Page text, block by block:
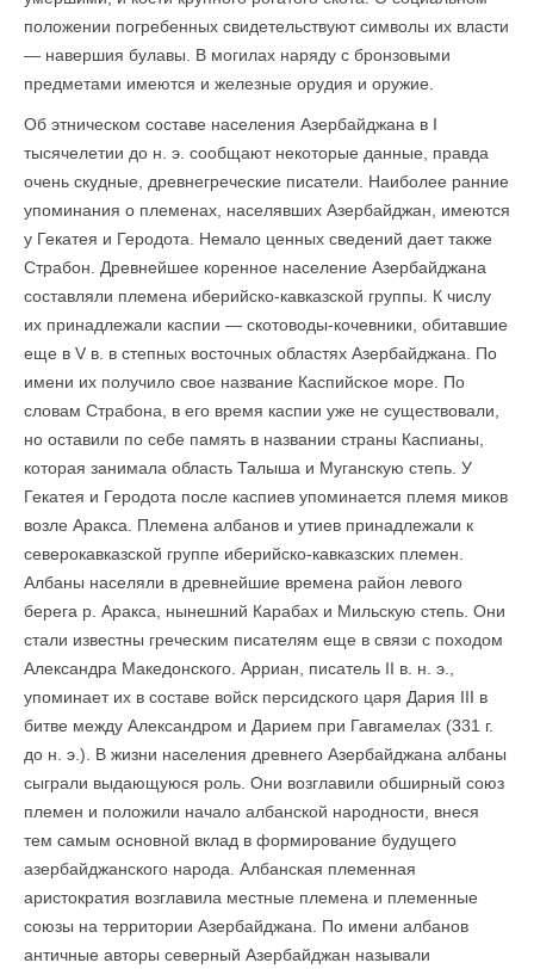
положении погребенных свидетельствуют символы их власти
— навершия булавы. В могилах наряду с бронзовыми
предметами имеются и железные орудия и оружие.
Об этническом составе населения Азербайджана в I
тысячелетии до н. э. сообщают некоторые данные, правда
очень скудные, древнегреческие писатели. Наиболее ранние
упоминания о племенах, населявших Азербайджан, имеются
у Гекатея и Геродота. Немало ценных сведений дает также
Страбон. Древнейшее коренное население Азербайджана
состав­ляли племена иберийско-кавказской группы. К числу
их принадлежали каспии — скотоводы-кочевники, обитавшие
еще в V в. в степных восточных областях Азербайджана. По
имени их получило свое название Каспийское море. По
словам Страбона, в его время каспии уже не существовали,
но оставили по себе память в названии страны Каспианы,
которая занимала область Талыша и Муганскую степь. У
Гекатея и Геродота после каспиев упоминается племя миков
возле Аракса. Племена албанов и утиев принадлежали к
северокавказской группе иберийско-кавказских племен.
Албаны населяли в древнейшие времена район левого
берега р. Аракса, нынешний Карабах и Мильскую степь. Они
стали известны греческим писателям еще в связи с походом
Александра Македонского. Арриан, писатель II в. н. э.,
упоминает их в составе войск персидского царя Дария III в
битве между Александром и Дарием при Гавгамелах (331 г.
до н. э.). В жизни населения древнего Азербайджана албаны
сыграли выдающуюся роль. Они возглавили обширный союз
племен и положили начало албанской народности, внеся
тем самым основной вклад в формирование будущего
азербайджанского народа. Албанская племенная
аристократия возглавила местные племена и племенные
союзы на территории Азербайджана. По имени албанов
античные авторы северный Азербайджан называли